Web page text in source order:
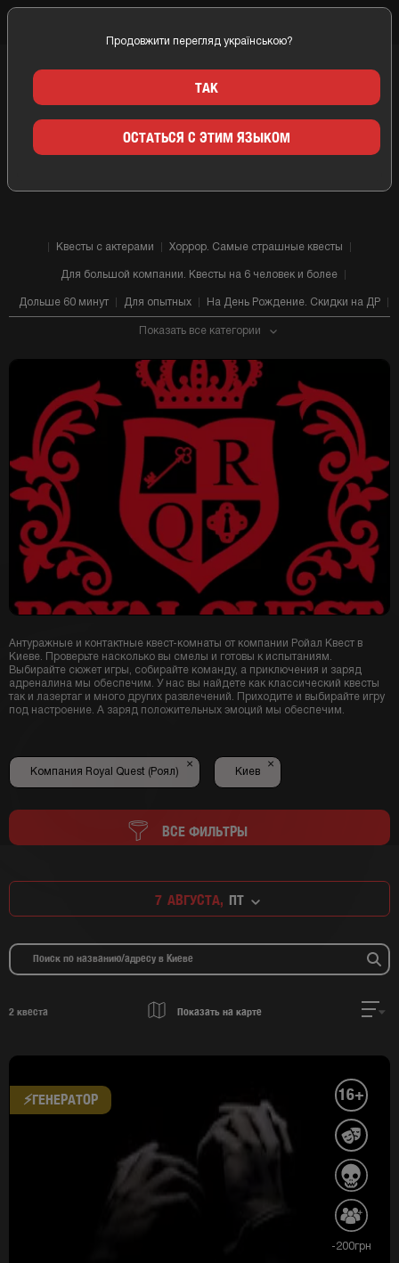
КВЕСТ КОМНАТЫ ROYAL QUEST
(РОЯЛ) КИЕВ
Квесты с актерами Хоррор. Самые страшные квесты
Для большой компании. Квесты на 6 человек и более
Дольше 60 минут Для опытных На День Рождение. Скидки на ДР
Показать все категории
Антуражные и контактные квест-комнаты от компании Ройал Квест в
Киеве. Проверьте насколько вы смелы и готовы к испытаниям.
Выбирайте сюжет игры, собирайте команду, а приключения и заряд
адреналина мы обеспечим. У нас вы найдете как классический квесты
так и лазертаг и много других развлечений. Приходите и выбирайте игру
под настроение. А заряд положительных эмоций мы обеспечим.
Компания Royal Quest (Роял)
×
Киев
×
ВСЕ ФИЛЬТРЫ
7 АВГУСТА, ПТ
2 квеста Показать на карте
⚡​ГЕНЕРАТОР 16+
-200грн
Продовжити перегляд українською?
ТАК
ОСТАТЬСЯ С ЭТИМ ЯЗЫКОМ